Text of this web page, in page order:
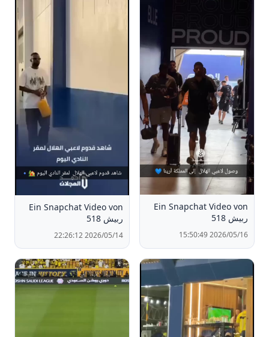
Ein Snapchat Video von
ربيش 518
2026/05/16 15:50:49
Ein Snapchat Video von
ربيش 518
2026/05/14 22:26:12